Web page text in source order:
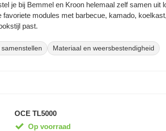
je bij Bemmel en Kroon helemaal zelf samen
favoriete modules met barbecue, kamado,
past.
Diezelfde aandacht voor indeling,
beginnen? Of liever een complete buitenkeuken
Materiaal en weersbestendigheid
OCE TL5000
Op voorraad